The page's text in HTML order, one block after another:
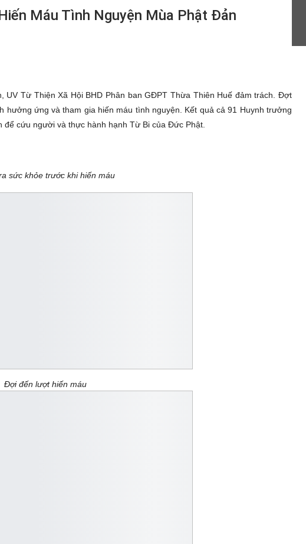
Máu Tình Nguyện Mùa Phật Đản
UV Từ Thiện Xã Hội BHD Phân ban GĐPT Thừa Thiên Huế đảm trách. Đợt
ứng và tham gia hiến máu tình nguyện. Kết quả cả 91 Huynh trưởng
cứu người và thực hành hạnh Từ Bi của Đức Phật.
sức khỏe trước khi hiến máu
Đợi đến lượt hiến máu